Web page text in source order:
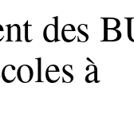
des
à